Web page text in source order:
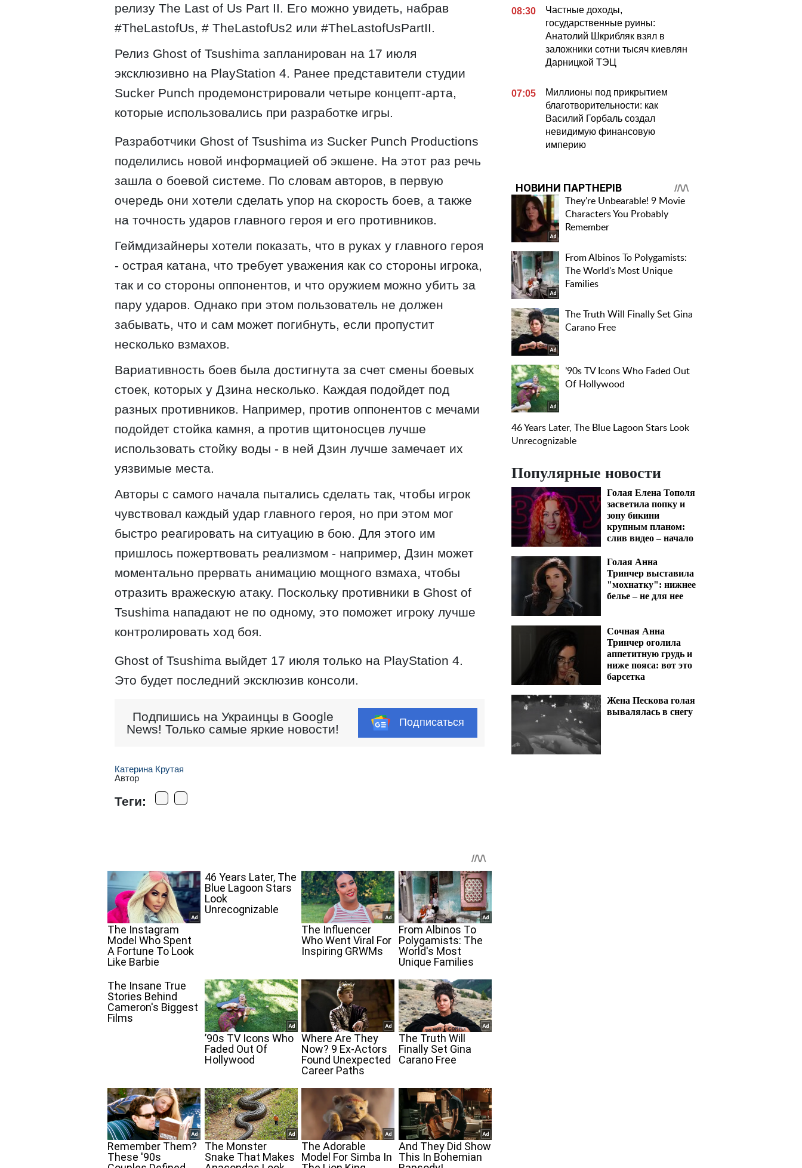
релизу The Last of Us Part II. Его можно увидеть, набрав
#TheLastofUs, # TheLastofUs2 или #TheLastofUsPartII.
Релиз Ghost of Tsushima запланирован на 17 июля
эксклюзивно на PlayStation 4. Ранее представители студии
Sucker Punch продемонстрировали четыре концепт-арта,
которые использовались при разработке игры.
Разработчики Ghost of Tsushima из Sucker Punch Productions
поделились новой информацией об экшене. На этот раз речь
зашла о боевой системе. По словам авторов, в первую
очередь они хотели сделать упор на скорость боев, а также
на точность ударов главного героя и его противников.
Геймдизайнеры хотели показать, что в руках у главного героя
- острая катана, что требует уважения как со стороны игрока,
так и со стороны оппонентов, и что оружием можно убить за
пару ударов. Однако при этом пользователь не должен
забывать, что и сам может погибнуть, если пропустит
несколько взмахов.
Вариативность боев была достигнута за счет смены боевых
стоек, которых у Дзина несколько. Каждая подойдет под
разных противников. Например, против оппонентов с мечами
подойдет стойка камня, а против щитоносцев лучше
использовать стойку воды - в ней Дзин лучше замечает их
уязвимые места.
Авторы с самого начала пытались сделать так, чтобы игрок
чувствовал каждый удар главного героя, но при этом мог
быстро реагировать на ситуацию в бою. Для этого им
пришлось пожертвовать реализмом - например, Дзин может
моментально прервать анимацию мощного взмаха, чтобы
отразить вражескую атаку. Поскольку противники в Ghost of
Tsushima нападают не по одному, это поможет игроку лучше
контролировать ход боя.
Ghost of Tsushima выйдет 17 июля только на PlayStation 4.
Это будет последний эксклюзив консоли.
Подпишись на Украинцы в Google
News! Только самые яркие новости!
Подписаться
Катерина Крутая
Автор
Теги:
08:30
Частные доходы,
государственные руины:
Анатолий Шкрибляк взял в
заложники сотни тысяч киевлян
Дарницкой ТЭЦ
07:05
Миллионы под прикрытием
благотворительности: как
Василий Горбаль создал
невидимую финансовую
империю
Популярные новости
Голая Елена Тополя
засветила попку и
зону бикини
крупным планом:
слив видео – начало
Голая Анна
Тринчер выставила
"мохнатку": нижнее
белье – не для нее
Сочная Анна
Тринчер оголила
аппетитную грудь и
ниже пояса: вот это
барсетка
Жена Пескова голая
вывалялась в снегу